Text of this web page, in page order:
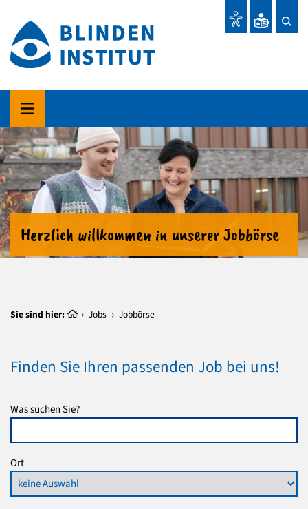
Herzlich willkommen in unserer Jobbörse
Sie sind hier: Jobs Jobbörse
Finden Sie Ihren passenden Job bei uns!
Was suchen Sie?
Ort